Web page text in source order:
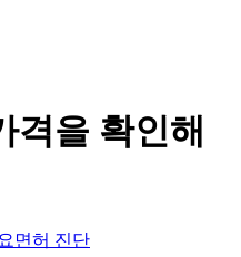
격을 확인해
면허 진단